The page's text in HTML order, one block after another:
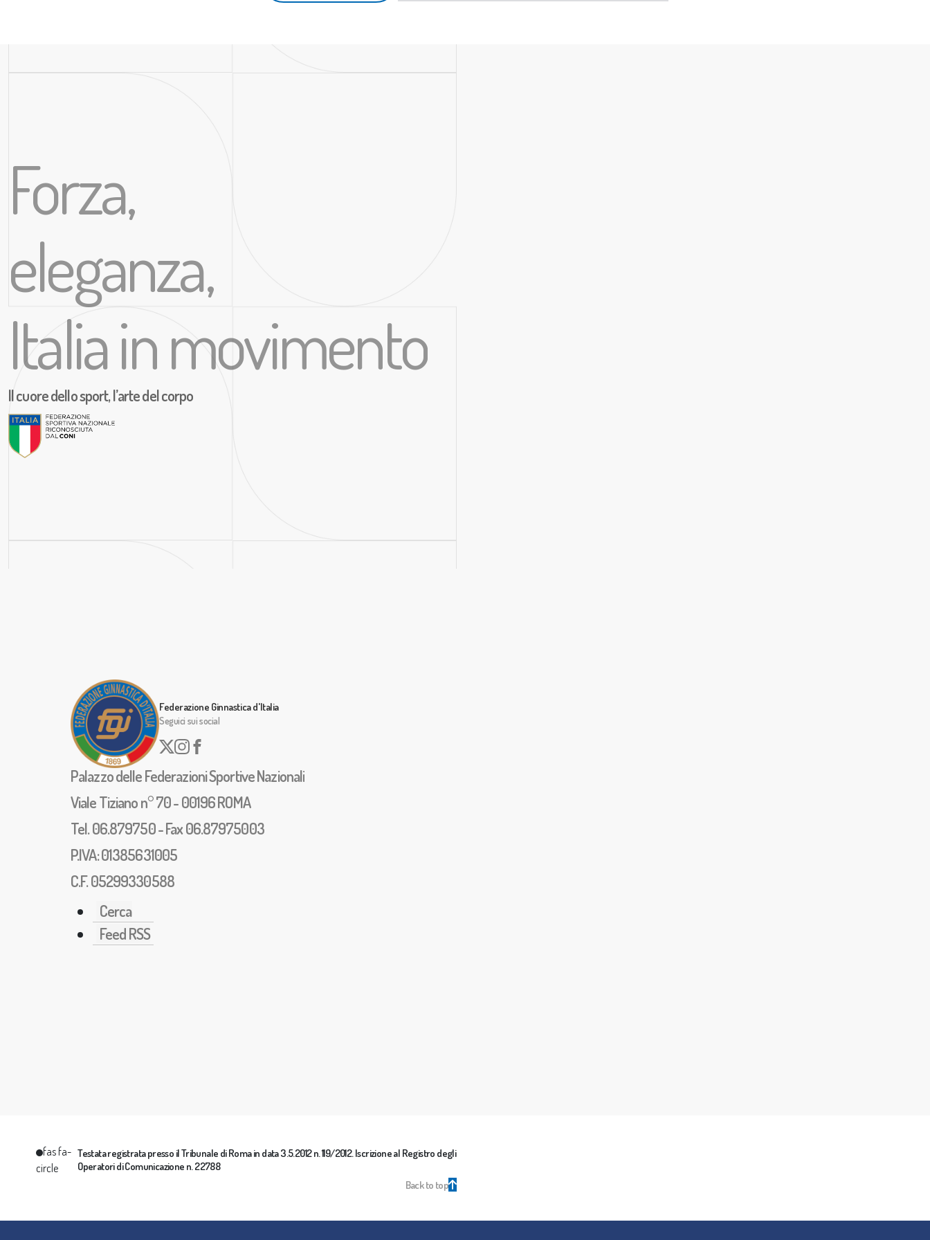
Forza,
eleganza,
Italia in movimento
Il cuore dello sport, l’arte del corpo
Federazione Ginnastica d'Italia
Seguici sui social
Palazzo delle Federazioni Sportive Nazionali
Viale Tiziano n° 70 - 00196 ROMA
Tel. 06.879750 - Fax 06.87975003
P.IVA: 01385631005
C.F. 05299330588
Cerca
Feed RSS
fas fa-
circle
Testata registrata presso il Tribunale di Roma in data 3.5.2012 n. 119/2012. Iscrizione al Registro degli
Operatori di Comunicazione n. 22788
Back to top